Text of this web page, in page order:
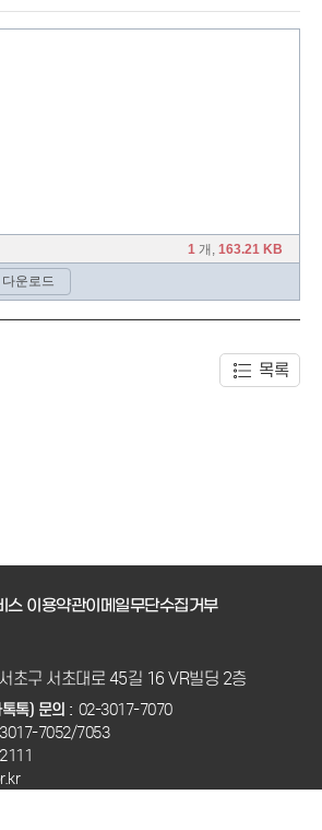
목록
스 이용약관이메일무단수집거부
초구 서초대로 45길 16 VR빌딩 2층
톡) 문의 : 02-3017-7070
7052/7053